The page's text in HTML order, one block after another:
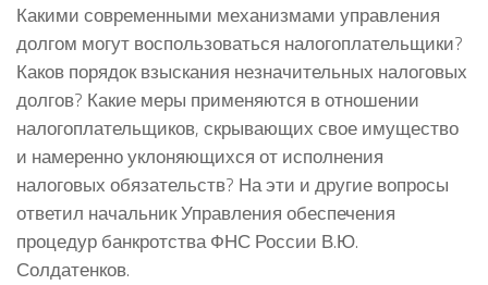
Какими современными механизмами управления
долгом могут воспользоваться налогоплательщики?
Каков порядок взыскания незначительных налоговых
долгов? Какие меры применяются в отношении
налогоплательщиков, скрывающих свое имущество
и намеренно уклоняющихся от исполнения
налоговых обязательств? На эти и другие вопросы
ответил начальник Управления обеспечения
процедур банкротства ФНС России В.Ю.
Солдатенков.